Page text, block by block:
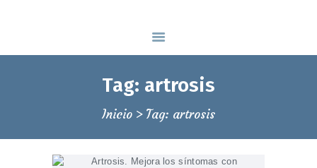
Tag: artrosis
Inicio Tag: artrosis
Espai Manual, formación y bienestar
QUIÉNES SOMOS